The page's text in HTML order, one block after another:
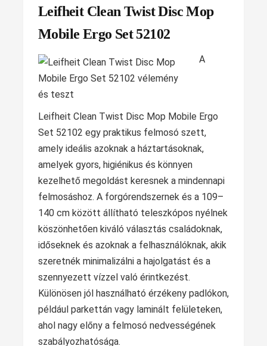
Leifheit Clean Twist Disc Mop
Mobile Ergo Set 52102
A
Leifheit Clean Twist Disc Mop Mobile Ergo
Set 52102 egy praktikus felmosó szett,
amely ideális azoknak a háztartásoknak,
amelyek gyors, higiénikus és könnyen
kezelhető megoldást keresnek a mindennapi
felmosáshoz. A forgórendszernek és a 109–
140 cm között állítható teleszkópos nyélnek
köszönhetően kiváló választás családoknak,
időseknek és azoknak a felhasználóknak, akik
szeretnék minimalizálni a hajolgatást és a
szennyezett vízzel való érintkezést.
Különösen jól használható érzékeny padlókon,
például parkettán vagy laminált felületeken,
ahol nagy előny a felmosó nedvességének
szabályozhatósága.